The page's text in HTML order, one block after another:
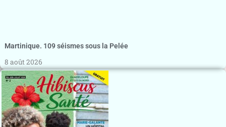
Martinique. 109 séismes sous la Pelée
8 août 2026